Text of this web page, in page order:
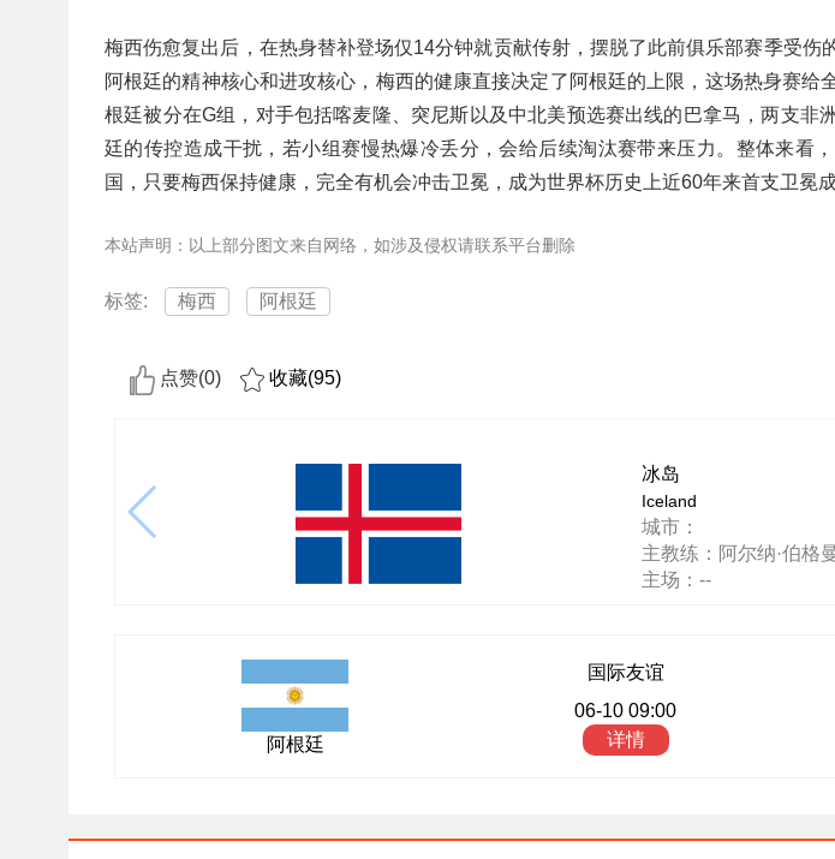
梅西伤愈复出后，在热身替补登场仅14分钟就贡献传射，摆脱了此前俱乐部赛季受伤
阿根廷的精神核心和进攻核心，梅西的健康直接决定了阿根廷的上限，这场热身赛给
根廷被分在G组，对手包括喀麦隆、突尼斯以及中北美预选赛出线的巴拿马，两支非
廷的传控造成干扰，若小组赛慢热爆冷丢分，会给后续淘汰赛带来压力。整体来看
国，只要梅西保持健康，完全有机会冲击卫冕，成为世界杯历史上近60年来首支卫冕成
本站声明：以上部分图文来自网络，如涉及侵权请联系平台删除
标签: 梅西 阿根廷
点赞(0) 收藏(95)
冰岛
Iceland
城市：
主教练：阿尔纳·伯格
主场：--
阿根廷
国际友谊
06-10 09:00
详情